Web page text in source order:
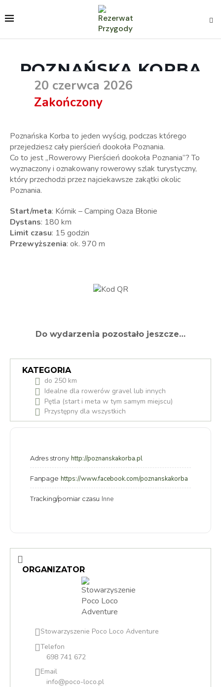
POZNAŃSKA KORBA
20 czerwca 2026
Zakończony
Poznańska Korba to jeden wyścig, podczas którego
przejedziesz cały pierścień dookoła Poznania.
Co to jest „Rowerowy Pierścień dookoła Poznania”? To
wyznaczony i oznakowany rowerowy szlak turystyczny,
który przechodzi przez najciekawsze zakątki okolic
Poznania.
Start/meta: Kórnik – Camping Oaza Błonie
Dystans: 180 km
Limit czasu: 15 godzin
Przewyższenia: ok. 970 m
Do wydarzenia pozostało jeszcze…
KATEGORIA
do 250 km
Idealne dla rowerów gravel lub innych
Pętla (start i meta w tym samym miejscu)
Przystępny dla wszystkich
Adres strony http://poznanskakorba.pl
Fanpage https://www.facebook.com/poznanskakorba
Tracking/pomiar czasu Inne
ORGANIZATOR
Stowarzyszenie Poco Loco Adventure
Telefon
698 741 672
Email
info@poco-loco.pl